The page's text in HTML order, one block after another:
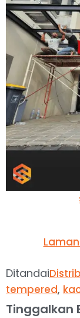
Ditandai
tempered,
Tinggalkan